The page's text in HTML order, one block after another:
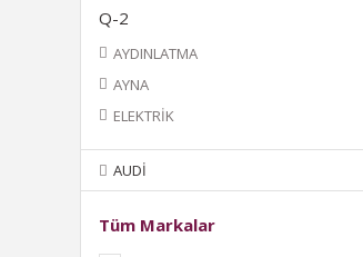
Q-2
AYDINLATMA
AYNA
ELEKTRİK
AUDİ
Tüm Markalar